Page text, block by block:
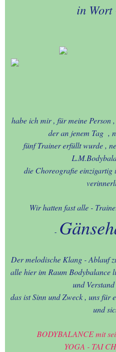
in
habe ich mir , für meine Person
der an jenem Tag ,
fünf Trainer erfüllt wurde ,
die Choreografie einzigartig
Wir hatten fast alle -
-
Der melodische Klang - Ablauf
alle hier im Raum Bodybalance
und
das ist Sinn und Zweck , uns für
und
BODYBALANCE mit
YOGA - TAI